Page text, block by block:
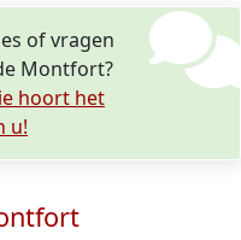
of vragen
Montfort?
hoort het
u!